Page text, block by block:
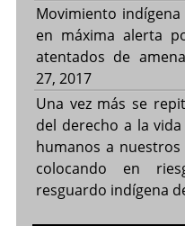
Movimiento
en máxima alerta
atentados de
27, 2017
Una vez más se
del derecho a la
humanos a
colocando en
resguardo indígena